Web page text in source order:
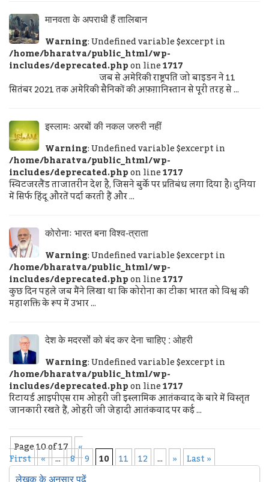
मानवता के अपराधी हैं तालिबान
Warning: Undefined variable $excerpt in
/home/bharatva/public_html/wp-
includes/deprecated.phpon line1717
जब से अमेरिकी राष्ट्रपति जो बाइडन ने 11
सितंबर 2021 तक अमेरिकी सैनिकों की अफ़ग़ानिस्तान से पूरी तरह से ...
इस्लामः अरबों की नकल जरुरी नहीं
Warning: Undefined variable $excerpt in
/home/bharatva/public_html/wp-
includes/deprecated.phpon line1717
स्विटजरलैंड ताजातरीन देश है, जिसने बुर्के पर प्रतिबंध लगा दिया है। दुनिया
में सिर्फ हिंदू औरतें पर्दा करती हैं और ...
कोरोनाः भारत बना विश्व-त्राता
Warning: Undefined variable $excerpt in
/home/bharatva/public_html/wp-
includes/deprecated.phpon line1717
कुछ दिन पहले जब मैंने लिखा था कि कोरोना का टीका भारत को विश्व की
महाशक्ति के रूप में उभार ...
देश के मदरसोंं को बंद कर देना चाहिए : ओहरी
Warning: Undefined variable $excerpt in
/home/bharatva/public_html/wp-
includes/deprecated.phpon line1717
रिटायर्ड आइपीएस राम ओहरी जी इस्‍लामिक आतंकवाद के बारे में विस्‍तृत
जानकारी रखते हैं, ओहरी जी जेहादी आतंकवाद पर कई ...
Page 10 of 17 «
First « ... 8 9 10 11 12 ... » Last »
लेखक के अनुसार पढ़ें